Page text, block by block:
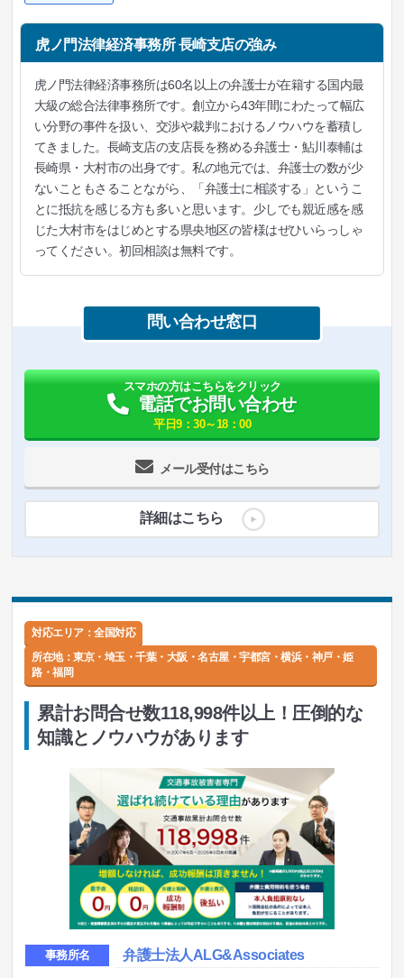
虎ノ門法律経済事務所 長崎支店の強み
虎ノ門法律経済事務所は60名以上の弁護士が在籍する国内最
大級の総合法律事務所です。創立から43年間にわたって幅広
い分野の事件を扱い、交渉や裁判におけるノウハウを蓄積し
てきました。長崎支店の支店長を務める弁護士・鮎川泰輔は
長崎県・大村市の出身です。私の地元では、弁護士の数が少
ないこともさることながら、「弁護士に相談する」というこ
とに抵抗を感じる方も多いと思います。少しでも親近感を感
じた大村市をはじめとする県央地区の皆様はぜひいらっしゃ
ってください。初回相談は無料です。
問い合わせ窓口
メール受付はこちら
スマホの方はこちらをクリック
電話でお問い合わせ
平日9：30～18：00
詳細はこちら
対応エリア：全国対応
所在地： 東京・埼玉・千葉・大阪・名古屋・宇都宮・横浜・神戸・姫
路・福岡
累計お問合せ数118,998件以上！圧倒的な
知識とノウハウがあります
事務所名 弁護士法人ALG&Associates